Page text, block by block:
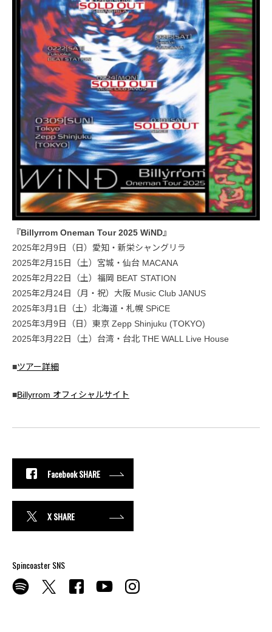
『Billyrrom Oneman Tour 2025 WiND』
2025年2月9日（日）愛知・新栄シャングリラ
2025年2月15日（土）宮城・仙台 MACANA
2025年2月22日（土）福岡 BEAT STATION
2025年2月24日（月・祝）大阪 Music Club JANUS
2025年3月1日（土）北海道・札幌 SPiCE
2025年3月9日（日）東京 Zepp Shinjuku (TOKYO)
2025年3月22日（土）台湾・台北 THE WALL Live House
■ツアー詳細
■Billyrrom オフィシャルサイト
Facebook SHARE
X SHARE
Spincoaster SNS